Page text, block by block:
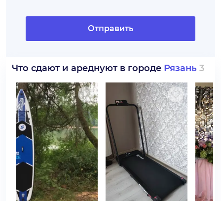
Отправить
Что сдают и ареднуют в городе Рязань 3